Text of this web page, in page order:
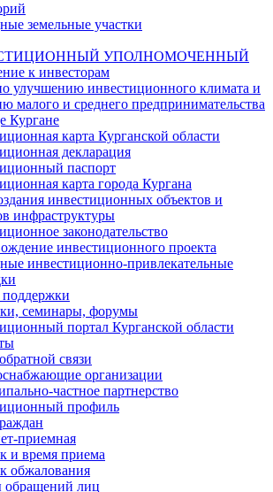
земельные участки
УПОЛНОМОЧЕННЫЙ
к инвесторам
улучшению инвестиционного климата и
малого и среднего предпринимательства
Кургане
карта Курганской области
декларация
паспорт
карта города Кургана
инвестиционных объектов и
инфраструктуры
законодательство
инвестиционного проекта
инвестиционно-привлекательные
семинары, форумы
портал Курганской области
связи
организации
частное партнерство
профиль
приемная
и время приема
обжалования
обращений лиц